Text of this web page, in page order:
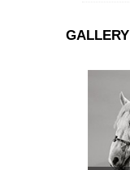
GALLERY